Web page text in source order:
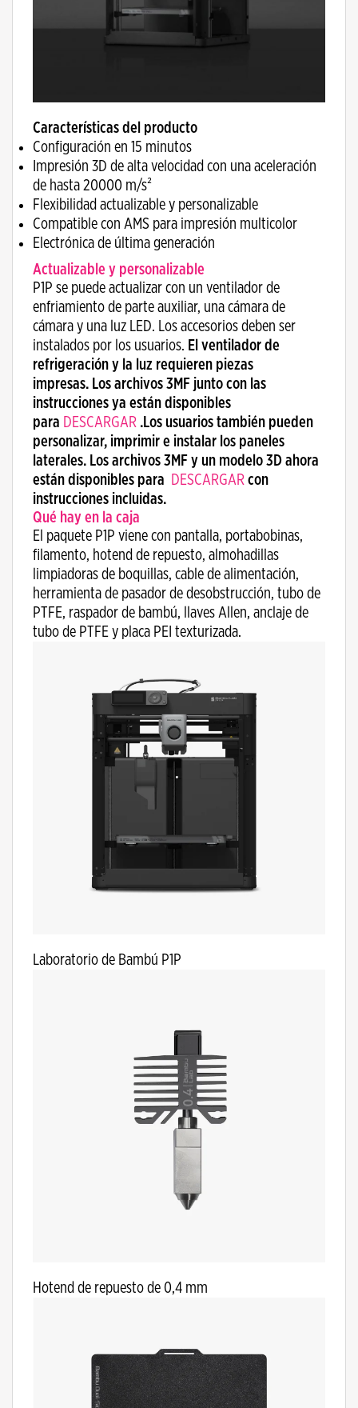
Características del producto
Configuración en 15 minutos
Impresión 3D de alta velocidad con una aceleración
de hasta 20000 m/s²
Flexibilidad actualizable y personalizable
Compatible con AMS para impresión multicolor
Electrónica de última generación
Actualizable y personalizable
P1P se puede actualizar con un ventilador de
enfriamiento de parte auxiliar, una cámara de
cámara y una luz LED. Los accesorios deben ser
instalados por los usuarios. El ventilador de
refrigeración y la luz requieren piezas
impresas. Los archivos 3MF junto con las
instrucciones ya están disponibles
para DESCARGAR .Los usuarios también pueden
personalizar, imprimir e instalar los paneles
laterales. Los archivos 3MF y un modelo 3D ahora
están disponibles para DESCARGAR con
instrucciones incluidas.
Qué hay en la caja
El paquete P1P viene con pantalla, portabobinas,
filamento, hotend de repuesto, almohadillas
limpiadoras de boquillas, cable de alimentación,
herramienta de pasador de desobstrucción, tubo de
PTFE, raspador de bambú, llaves Allen, anclaje de
tubo de PTFE y placa PEI texturizada.
Laboratorio de Bambú P1P
Hotend de repuesto de 0,4 mm